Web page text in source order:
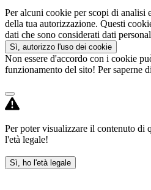
Per alcuni cookie per scopi di analisi
della tua autorizzazione. Questi
dati che sono considerati dati
Sì, autorizzo l'uso dei cookie
Non essere d'accordo con i cookie
funzionamento del sito! Per saperne
Per poter visualizzare il contenuto di
l'età legale!
Sì, ho l'età legale